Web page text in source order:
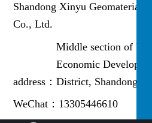
Shandong Xinyu Geomaterials
Co., Ltd.
address：
Middle section of
Economic
District, Shandong
WeChat： 13305446610